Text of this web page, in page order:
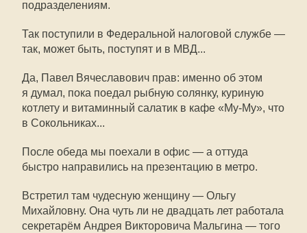
подразделениям.
Так поступили в Федеральной налоговой службе —
так, может быть, поступят и в МВД...
Да, Павел Вячеславович прав: именно об этом
я думал, пока поедал рыбную солянку, куриную
котлету и витаминный салатик в кафе «Му-Му», что
в Сокольниках...
После обеда мы поехали в офис — а оттуда
быстро направились на презентацию в метро.
Встретил там чудесную женщину — Ольгу
Михайловну. Она чуть ли не двадцать лет работала
секретарём Андрея Викторовича Мальгина — того